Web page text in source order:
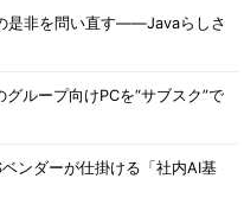
是非を問い直す――Javaらしさ
ループ向けPCを“サブスク”で
ンダーが仕掛ける「社内AI基